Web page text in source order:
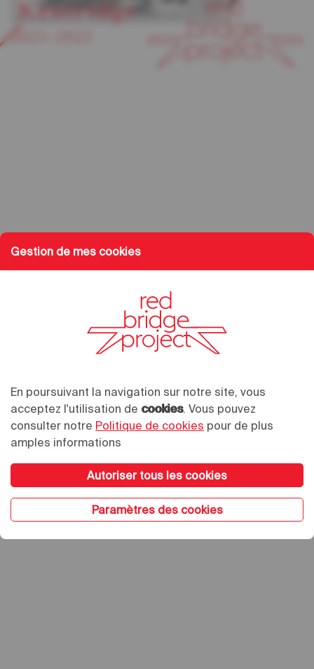
Gestion de mes cookies
En poursuivant la navigation sur notre site, vous
acceptez l'utilisation de cookies. Vous pouvez
consulter notre Politique de cookies pour de plus
amples informations
Autoriser tous les cookies
Paramètres des cookies
Kentridge